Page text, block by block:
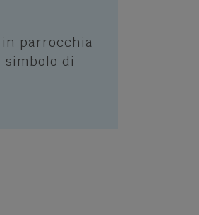
parrocchia
simbolo di